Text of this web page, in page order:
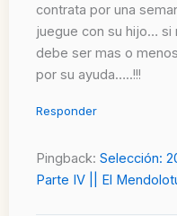
contrata por una
juegue con su hijo… si
debe ser mas o
por su ayuda…..!!!
Responder
Pingback: Selección:
Parte IV || El